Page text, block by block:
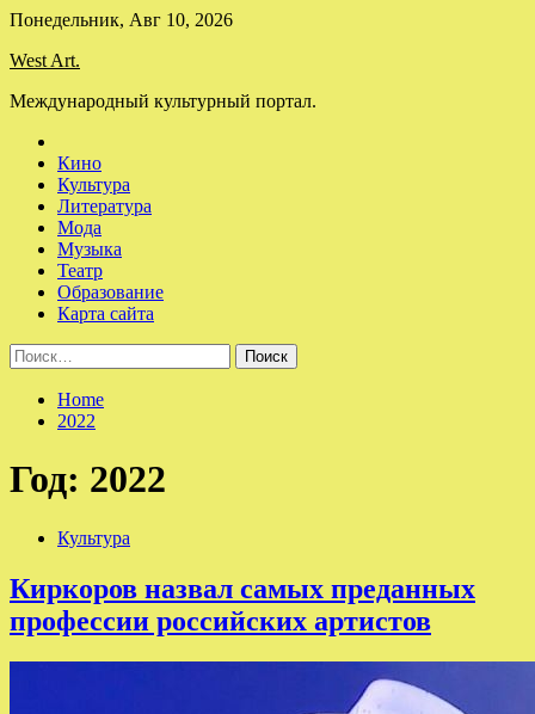
Skip
content
Понедельник, Авг 10, 2026
West Art.
Международный культурный портал.
Кино
Культура
Литература
Мода
Музыка
Театр
Образование
Карта сайта
Найти:
Home
2022
Год: 2022
Культура
Киркоров назвал самых преданных
профессии российских артистов